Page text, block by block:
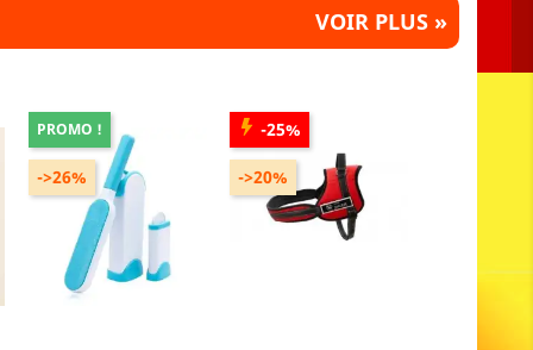
VOIR PLUS »
PROMO !
->26%
Gamme de produits : Brosse
Anti-Poils
Utilisable : ANIMAUX
-25%
->20%
Couleur : rouge bleu noir
vert militaire rouge léopard
Taille : M L ET XL